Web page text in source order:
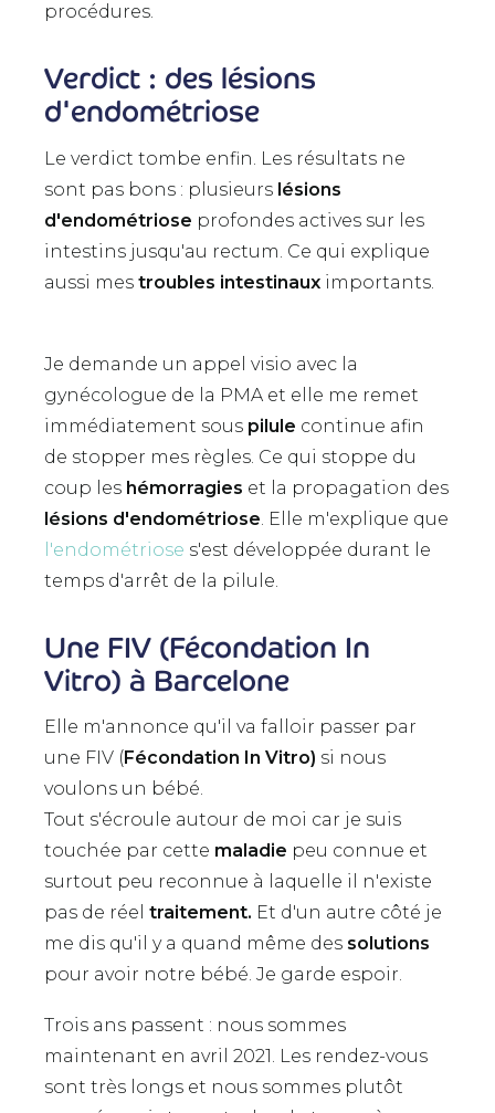
procédures.
Verdict : des lésions
d'endométriose
Le verdict tombe enfin. Les résultats ne
sont pas bons : plusieurs lésions
d'endométriose profondes actives sur les
intestins jusqu'au rectum. Ce qui explique
aussi mes troubles intestinaux importants.
Je demande un appel visio avec la
gynécologue de la PMA et elle me remet
immédiatement sous pilule continue afin
de stopper mes règles. Ce qui stoppe du
coup les hémorragies et la propagation des
lésions d'endométriose . Elle m'explique que
l'endométriose s'est développée durant le
temps d'arrêt de la pilule.
Une FIV (Fécondation In
Vitro) à Barcelone
Elle m'annonce qu'il va falloir passer par
une FIV ( Fécondation In Vitro) si nous
voulons un bébé.
Tout s'écroule autour de moi car je suis
touchée par cette maladie peu connue et
surtout peu reconnue à laquelle il n'existe
pas de réel traitement. Et d'un autre côté je
me dis qu'il y a quand même des solutions
pour avoir notre bébé. Je garde espoir.
Trois ans passent : nous sommes
maintenant en avril 2021. Les rendez-vous
sont très longs et nous sommes plutôt